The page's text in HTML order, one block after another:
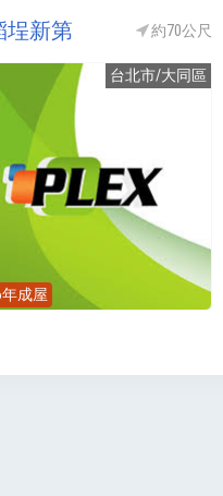
埕新第 約70公尺
台北市/大同區
年成屋